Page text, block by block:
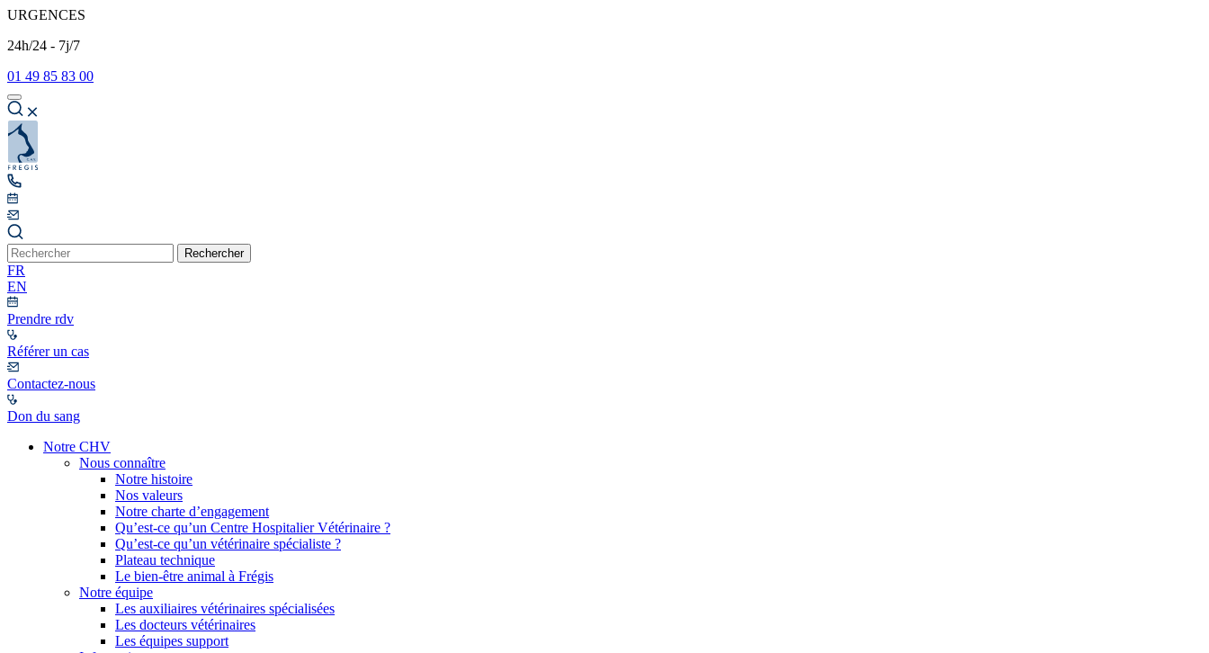
URGENCES
24h/24 - 7j/7
01 49 85 83 00
Rechercher
FR
EN
Prendre rdv
Référer un cas
Contactez-nous
Don du sang
Notre CHV
Nous connaître
Notre histoire
Nos valeurs
Notre charte d’engagement
Qu’est-ce qu’un Centre Hospitalier Vétérinaire ?
Qu’est-ce qu’un vétérinaire spécialiste ?
Plateau technique
Le bien-être animal à Frégis
Notre équipe
Les auxiliaires vétérinaires spécialisées
Les docteurs vétérinaires
Les équipes support